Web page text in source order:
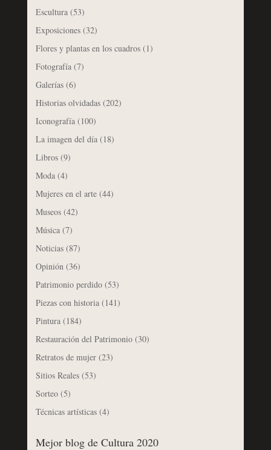
Escultura(53)
Exposiciones(32)
Flores y plantas en los cuadros(1)
Fotografía(7)
Galerías(6)
Historias olvidadas(202)
Iconografía(100)
La imagen del día(18)
Libros(9)
Moda(4)
Mujeres en el arte(44)
Museos(42)
Música(7)
Noticias(87)
Opinión(36)
Patrimonio perdido(53)
Piezas con historia(141)
Pintura(184)
Restauración del Patrimonio(30)
Retratos de mujer(23)
Sitios Reales(53)
Sorteo(5)
Técnicas artísticas(4)
Mejor blog de Cultura 2020